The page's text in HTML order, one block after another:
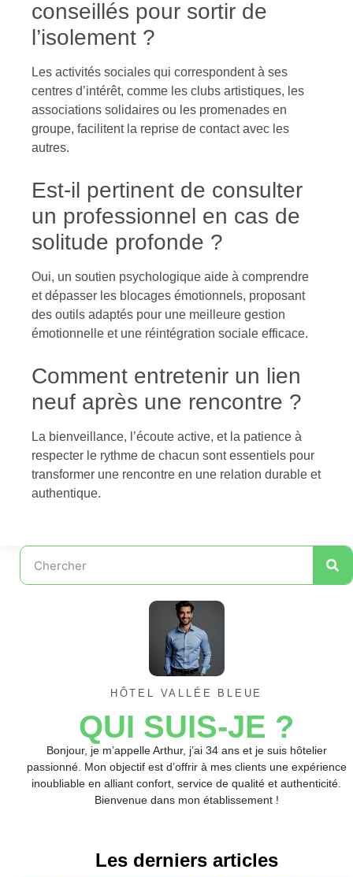
conseillés pour sortir de
l’isolement ?
Les activités sociales qui correspondent à ses
centres d’intérêt, comme les clubs artistiques, les
associations solidaires ou les promenades en
groupe, facilitent la reprise de contact avec les
autres.
Est-il pertinent de consulter
un professionnel en cas de
solitude profonde ?
Oui, un soutien psychologique aide à comprendre
et dépasser les blocages émotionnels, proposant
des outils adaptés pour une meilleure gestion
émotionnelle et une réintégration sociale efficace.
Comment entretenir un lien
neuf après une rencontre ?
La bienveillance, l’écoute active, et la patience à
respecter le rythme de chacun sont essentiels pour
transformer une rencontre en une relation durable et
authentique.
HÔTEL VALLÉE BLEUE
QUI SUIS-JE ?
Bonjour, je m’appelle Arthur, j’ai 34 ans et je suis hôtelier
passionné. Mon objectif est d’offrir à mes clients une expérience
inoubliable en alliant confort, service de qualité et authenticité.
Bienvenue dans mon établissement !
Les derniers articles